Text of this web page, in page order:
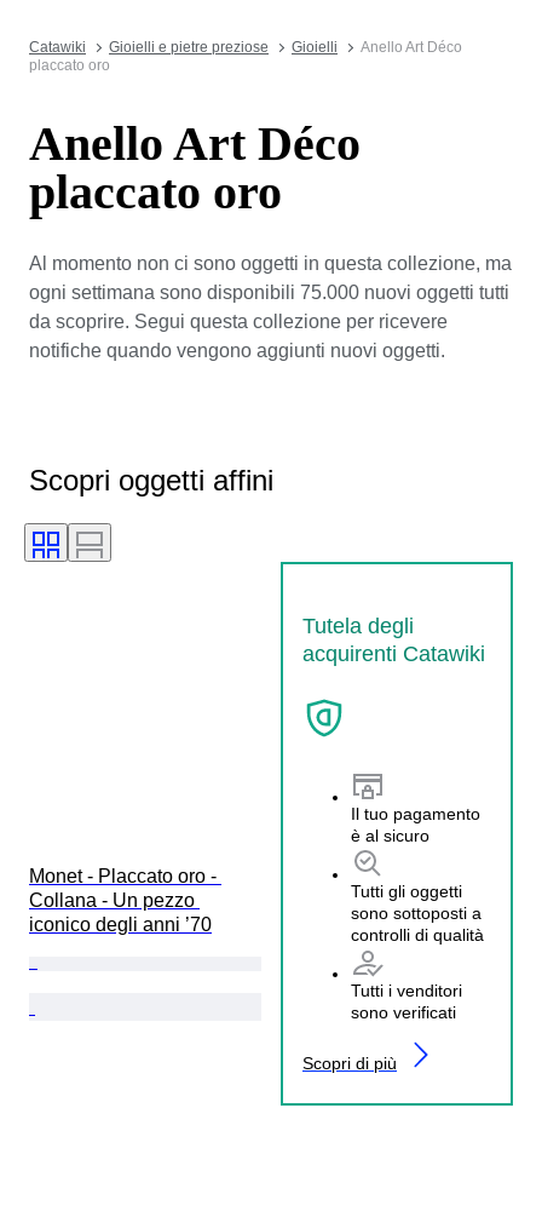
Catawiki Gioielli e pietre preziose Gioielli
Anello Art Déco
placcato oro
Anello Art Déco
placcato oro
Al momento non ci sono oggetti in questa collezione, ma
ogni settimana sono disponibili 75.000 nuovi oggetti tutti
da scoprire. Segui questa collezione per ricevere
notifiche quando vengono aggiunti nuovi oggetti.
Scopri oggetti affini
Tutela degli
acquirenti Catawiki
Il tuo pagamento
è al sicuro
Tutti gli oggetti
sono sottoposti a
controlli di qualità
Tutti i venditori
sono verificati
Scopri di più
Monet - Placcato oro -
Collana - Un pezzo
iconico degli anni ’70